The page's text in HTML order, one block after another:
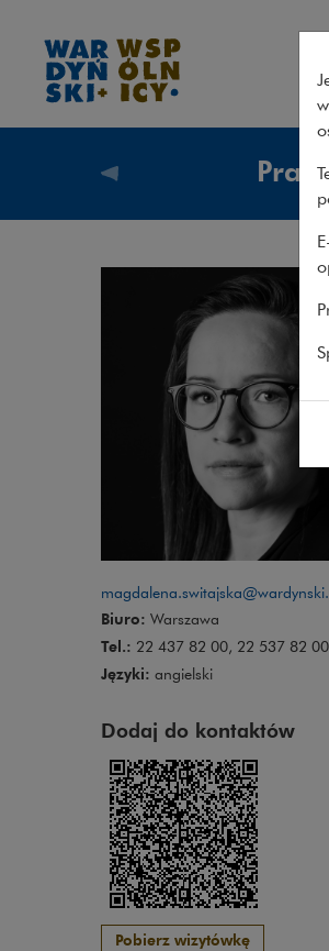
Biuro: Warszawa
Tel.: 22 437 82 00, 22 537 82 00
Języki: angielski
Dodaj do kontaktów
Pobierz wizytówkę